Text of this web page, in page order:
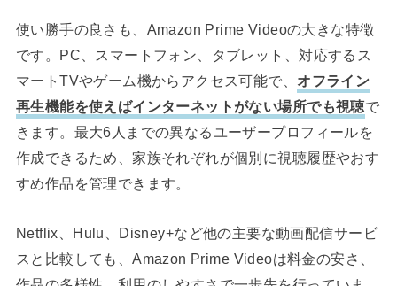
使い勝手の良さも、Amazon Prime Videoの大きな特徴
です。PC、スマートフォン、タブレット、対応するス
マートTVやゲーム機からアクセス可能で、 オフライン
再生機能を使えばインターネットがない場所でも視聴で
きます。最大6人までの異なるユーザープロフィールを
作成できるため、家族それぞれが個別に視聴履歴やおす
すめ作品を管理できます。
Netflix、Hulu、Disney+など他の主要な動画配信サービ
スと比較しても、Amazon Prime Videoは料金の安さ、